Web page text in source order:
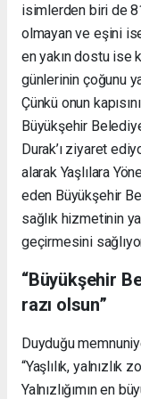
isimlerden biri de
olmayan ve eşini
en yakın dostu ise
günlerinin çoğunu
Çünkü onun
Büyükşehir
Durak’ı ziyaret
alarak Yaşlılara
eden Büyükşehir
sağlık hizmetinin
geçirmesini
“Büyükşehir
razı olsun”
Duyduğu
“Yaşlılık, yalnızlık
Yalnızlığımın en